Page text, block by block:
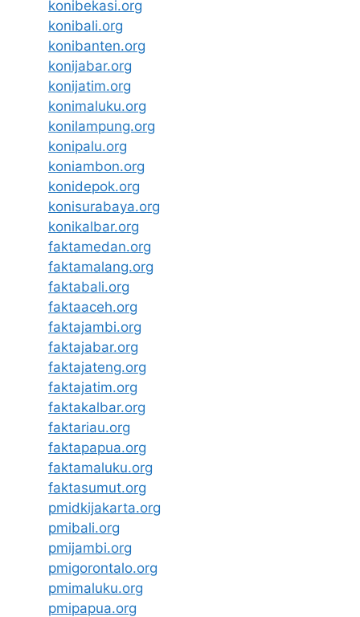
konibekasi.org
konibali.org
konibanten.org
konijabar.org
konijatim.org
konimaluku.org
konilampung.org
konipalu.org
koniambon.org
konidepok.org
konisurabaya.org
konikalbar.org
faktamedan.org
faktamalang.org
faktabali.org
faktaaceh.org
faktajambi.org
faktajabar.org
faktajateng.org
faktajatim.org
faktakalbar.org
faktariau.org
faktapapua.org
faktamaluku.org
faktasumut.org
pmidkijakarta.org
pmibali.org
pmijambi.org
pmigorontalo.org
pmimaluku.org
pmipapua.org